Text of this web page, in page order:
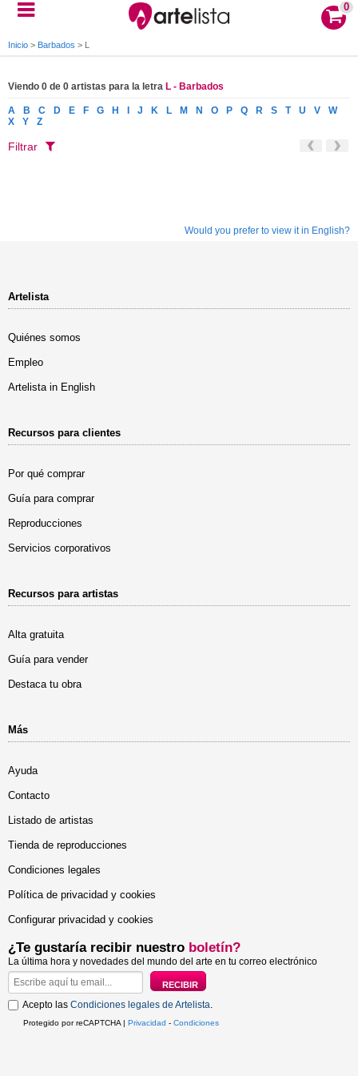
0
Inicio > Barbados > L
Viendo 0 de 0 artistas para la letra L - Barbados
A B C D E F G H J K L M N O P Q R S T U V
W
X
Y Z
Filtrar
Would you prefer to view it in English?
Artelista
Quiénes somos
Empleo
Artelista in English
Recursos para clientes
Por qué comprar
Guía para comprar
Reproducciones
Servicios corporativos
Recursos para artistas
Alta gratuita
Guía para vender
Destaca tu obra
Más
Ayuda
Contacto
Listado de artistas
Tienda de reproducciones
Condiciones legales
Política de privacidad y cookies
Configurar privacidad y cookies
¿Te gustaría recibir nuestro boletín?
La última hora y novedades del mundo del arte en tu correo electrónico
Acepto las Condiciones legales de Artelista.
Protegido por reCAPTCHA | Privacidad - Condiciones